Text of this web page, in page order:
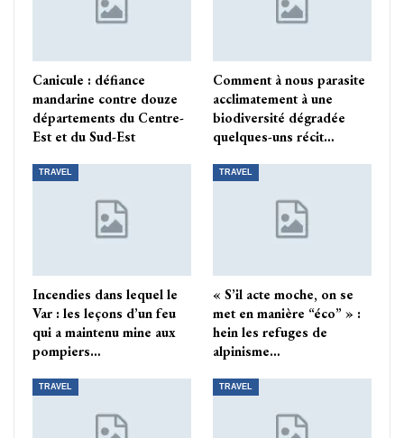
Canicule : défiance
mandarine contre douze
départements du Centre-
Est et du Sud-Est
Comment à nous parasite
acclimatement à une
biodiversité dégradée
quelques-uns récit…
TRAVEL
Incendies dans lequel le
Var : les leçons d’un feu
qui a maintenu mine aux
pompiers…
TRAVEL
« S’il acte moche, on se
met en manière “éco” » :
hein les refuges de
alpinisme…
TRAVEL TRAVEL